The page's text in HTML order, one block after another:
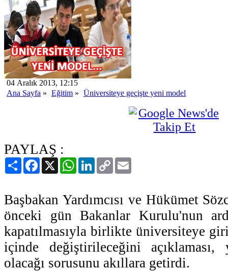
04 Aralık 2013, 12:15
Ana Sayfa » Eğitim » Üniversiteye geçişte yeni model
PAYLAŞ :
PaylaşFacebook
X WhatsAppLinkedIn
Copy
Link
Başbakan Yardımcısı ve Hükümet
önceki gün Bakanlar Kurulu'nun
kapatılmasıyla birlikte üniversiteye
içinde değiştirileceğini
olacağı sorusunu akıllara getirdi.